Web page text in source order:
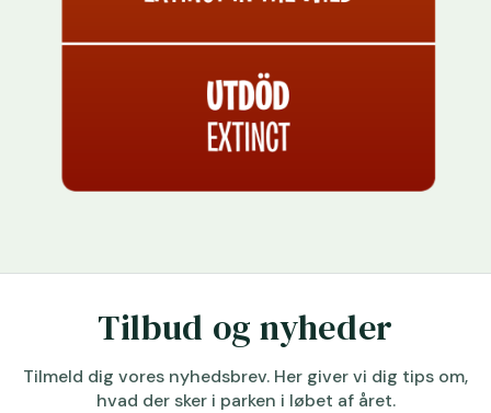
Tilbud og nyheder
Tilmeld dig vores nyhedsbrev. Her giver vi dig tips om,
hvad der sker i parken i løbet af året.